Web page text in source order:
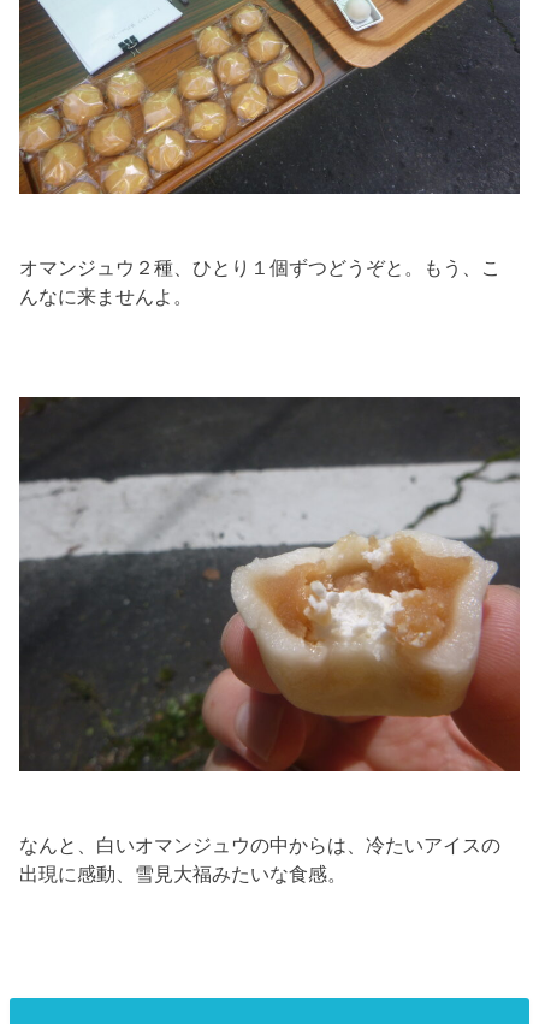
オマンジュウ２種、ひとり１個ずつどうぞと。もう、こ
んなに来ませんよ。
なんと、白いオマンジュウの中からは、冷たいアイスの
出現に感動、雪見大福みたいな食感。